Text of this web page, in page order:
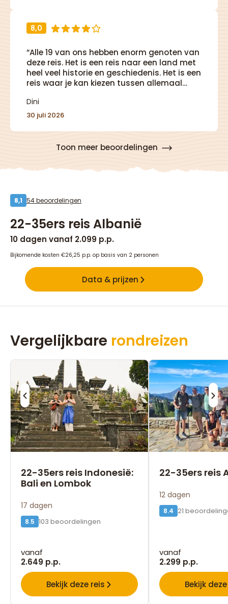
8,0
“Alle 19 van ons hebben enorm genoten van
deze reis. Het is een reis naar een land met
heel veel historie en geschiedenis. Het is een
reis waar je kan kiezen tussen allemaal
kayaken, ziplinen of raften. Tegelijkertijd is
het ook een reis met veel cultuur, natuur en
tot een ander waarbij je rondloopt door
archeologische opgravingen.”
Dini
30 juli 2026
Toon meer beoordelingen
8,1 54 beoordelingen
22-35ers reis Albanië
10 dagen vanaf 2.099 p.p.
Bijkomende kosten €26,25 p.p. op basis van 2 personen
Data & prijzen
Vergelijkbare rondreizen
22-35ers reis Indonesië:
Bali en Lombok
17 dagen
8.5 103 beoordelingen
vanaf
2.649 p.p.
Bekijk deze reis
22-35ers reis
12 dagen
8.4 21
vanaf
2.299 p.p.
Bekijk